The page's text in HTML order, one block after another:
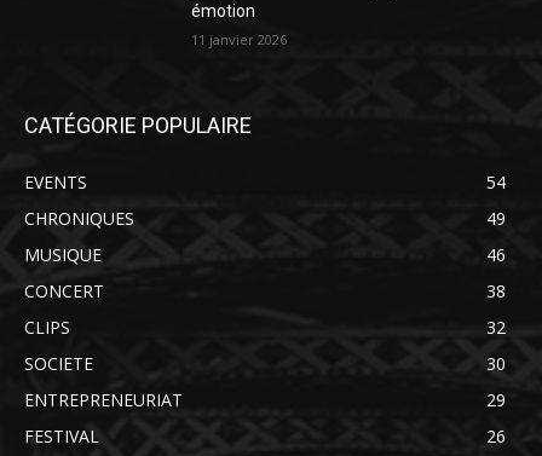
émotion
11 janvier 2026
CATÉGORIE POPULAIRE
EVENTS
54
CHRONIQUES
49
MUSIQUE
46
CONCERT
38
CLIPS
32
SOCIETE
30
ENTREPRENEURIAT
29
FESTIVAL
26